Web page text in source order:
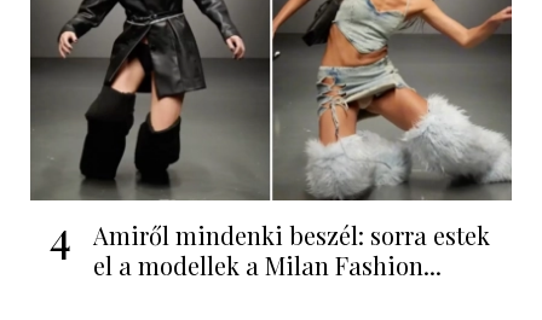
4
Amiről mindenki beszél: sorra estek
el a modellek a Milan Fashion...